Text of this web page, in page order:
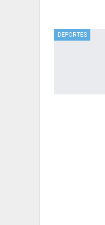
DEPORTES